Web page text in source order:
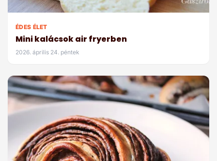
ÉDES ÉLET
Mini kalácsok air fryerben
2026. április 24. péntek